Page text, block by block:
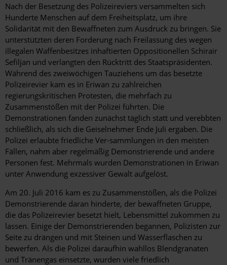
Nach der Besetzung des Polizeireviers versammelten sich
Hunderte Menschen auf dem Freiheitsplatz, um ihre
Solidarität mit den Bewaffneten zum Ausdruck zu bringen. Sie
unterstützten deren Forderung nach Freilassung des wegen
illegalen Waffenbesitzes inhaftierten Oppositionellen Schirair
Sefiljan und verlangten den Rücktritt des Staatspräsidenten.
Während des zweiwöchigen Tauziehens um das besetzte
Polizeirevier kam es in Eriwan zu zahlreichen
regierungskritischen Protesten, die mehrfach zu
Zusammenstößen mit der Polizei führten. Die
Demonstrationen fanden zunächst täglich statt und verebbten
schließlich, als sich die Geiselnehmer Ende Juli ergaben. Die
Polizei erlaubte friedliche Ver-sammlungen in den meisten
Fällen, nahm aber regelmäßig Demonstrierende und andere
Personen fest. Mehrmals wurden Demonstrationen in Eriwan
unter Anwendung exzessiver Gewalt aufgelöst.
Am 20. Juli 2016 kam es zu Zusammenstößen, als die Polizei
Demonstrierende daran hinderte, der bewaffneten Gruppe,
die das Polizeirevier besetzt hielt, Lebensmittel zukommen zu
lassen. Einige der Demonstrierenden begannen, Polizisten zur
Seite zu drängen und mit Steinen und Wasserflaschen zu
bewerfen. Als die Polizei daraufhin wahllos Blendgranaten
und Tränengas einsetzte, wurden viele friedlich